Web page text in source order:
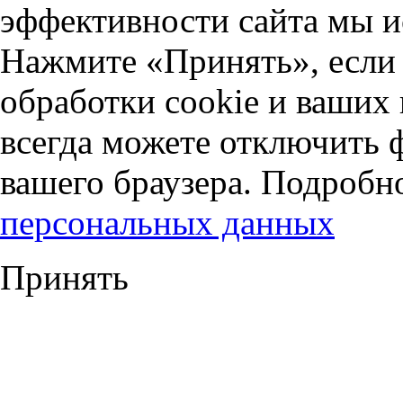
эффективности сайта мы
Нажмите «Принять», если
обработки cookie и
всегда можете отключить
вашего браузера.
персональных данных
Принять